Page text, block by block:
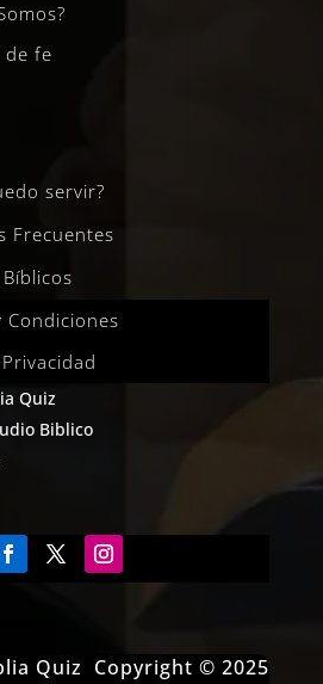
de fe
servir?
Frecuentes
Condiciones
Quiz
Biblico
Quiz Copyright © 2025